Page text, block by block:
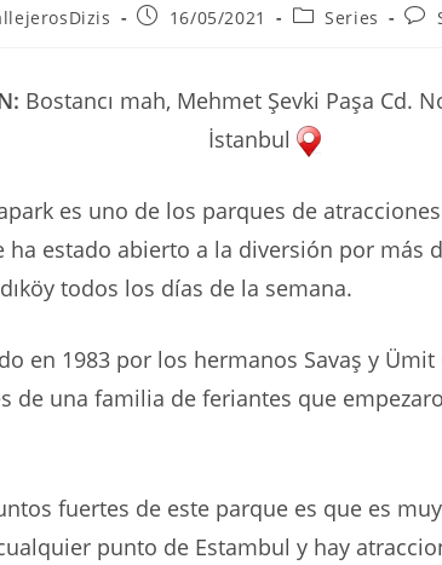
Publicación
16/05/2021
Categoría
Series
Bostancı mah, Mehmet Şevki Paşa Cd.
İstanbul
es uno de los parques de
ha estado abierto a la diversión por más
todos los días de la semana.
en 1983 por los hermanos Savaş y Ümit
de una familia de feriantes que
fuertes de este parque es que es
punto de Estambul y hay